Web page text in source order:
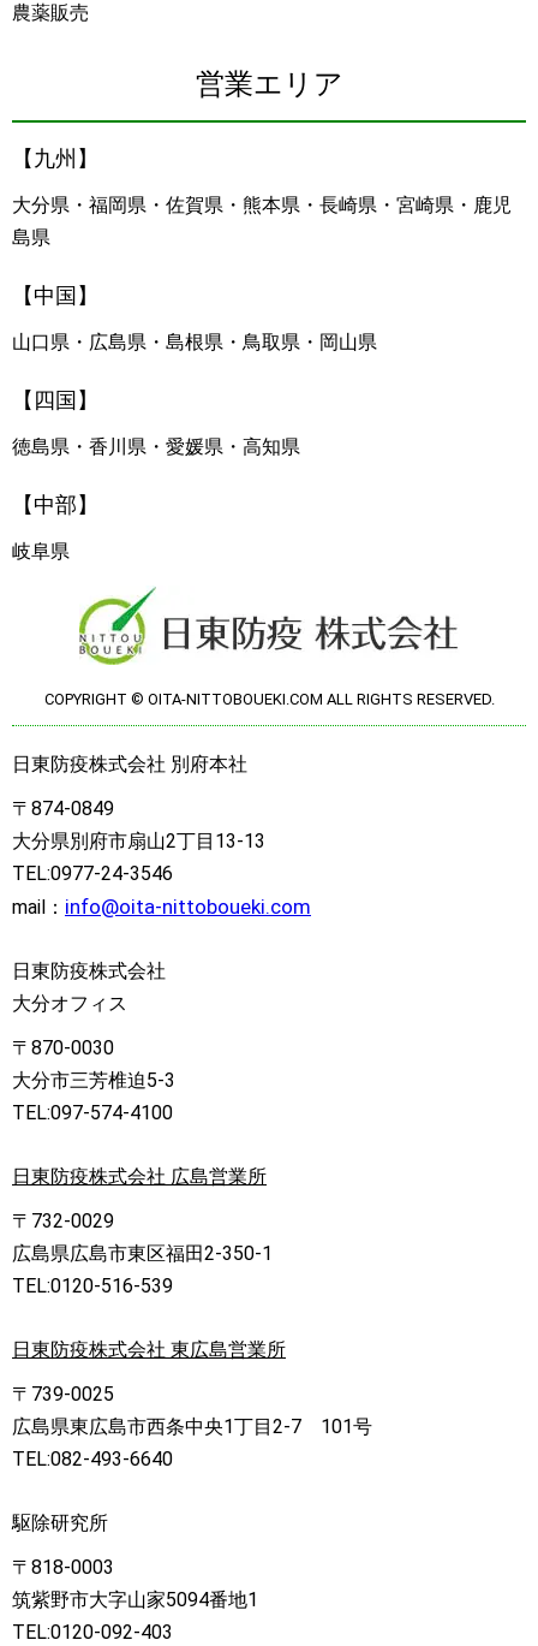
農薬販売
営業エリア
【九州】
大分県・福岡県・佐賀県・熊本県・長崎県・宮崎県・鹿児
島県
【中国】
山口県・広島県・島根県・鳥取県・岡山県
【四国】
徳島県・香川県・愛媛県・高知県
【中部】
岐阜県
COPYRIGHT © OITA-NITTOBOUEKI.COM ALL RIGHTS RESERVED.
日東防疫株式会社 別府本社
〒874-0849
大分県別府市扇山2丁目13-13
TEL:0977-24-3546
mail： info@oita-nittoboueki.com
日東防疫株式会社
大分オフィス
〒870-0030
大分市三芳椎迫5-3
TEL:097-574-4100
日東防疫株式会社 広島営業所
〒732-0029
広島県広島市東区福田2-350-1
TEL:0120-516-539
日東防疫株式会社 東広島営業所
〒739-0025
広島県東広島市西条中央1丁目2-7 101号
TEL:082-493-6640
駆除研究所
〒818-0003
筑紫野市大字山家5094番地1
TEL:0120-092-403